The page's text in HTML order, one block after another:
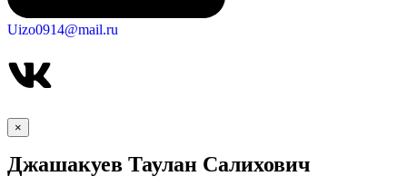
Uizo0914@mail.ru
×
Джашакуев Таулан Салихович